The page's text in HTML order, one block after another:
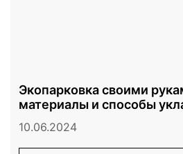
Экопарковка своими
материалы и способы
10.06.2024